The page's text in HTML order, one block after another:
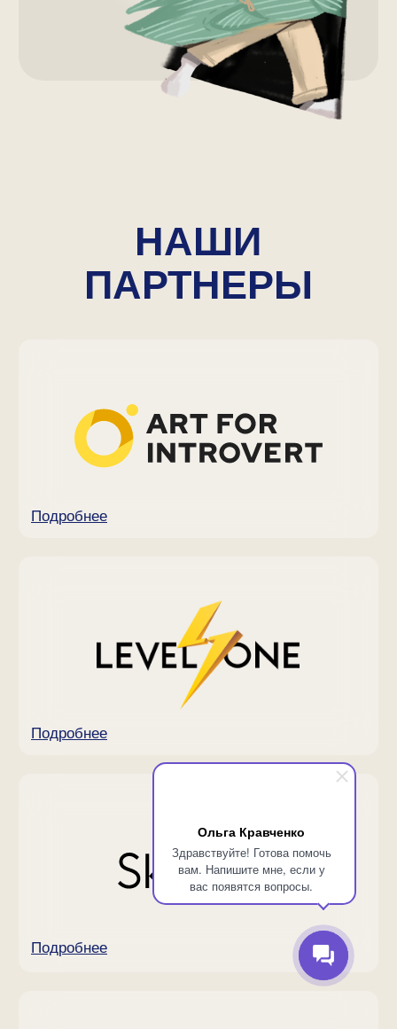
Ольга Кравченко
Здравствуйте! Готова помочь
вам. Напишите мне, если у
вас появятся вопросы.
job@jetminds.company
ИП Иванов Кирилл Олегович
*Instagram, продукт компании Meta,
которая признана экстремистской организацией
и запрещена на территории РФ
info@jetminds.company
Для СМИ, партнеров и рекламодателей